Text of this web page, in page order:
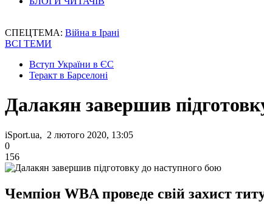
СПЕЦТЕМА: Війна в Ірані
ВСІ ТЕМИ
Вступ України в ЄС
Теракт в Барселоні
Далакян завершив
iSport.ua, 2 лютого 2020, 13:05
0
156
Чемпіон WBA проведе свій захист